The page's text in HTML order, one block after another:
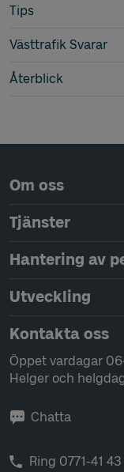
Tips
Västtrafik Svarar
Återblick
Om oss
Tjänster
Hantering av
Utveckling
Kontakta oss
Öppet vardagar
Helger och
Chatta
Ring 0771-41